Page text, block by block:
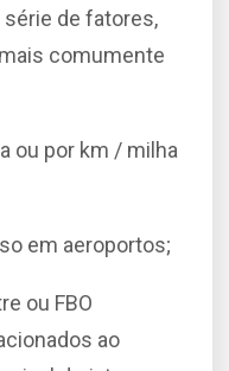
série de fatores,
comumente
ou por km / milha
em aeroportos;
ou FBO
ao